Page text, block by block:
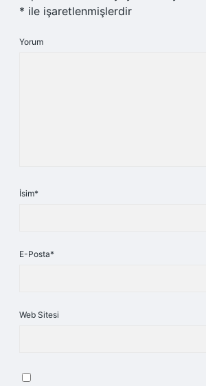
* ile işaretlenmişlerdir
Yorum
İsim*
E-Posta*
Web Sitesi